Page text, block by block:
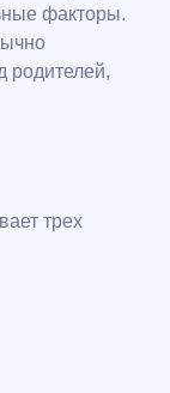
факторы.
родителей,
трех